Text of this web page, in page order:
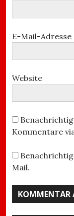
E-Mail-Adresse
Website
Kommentare
Mail.